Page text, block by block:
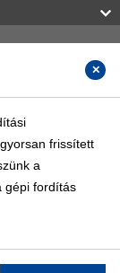
frissített
a
gépi fordítás